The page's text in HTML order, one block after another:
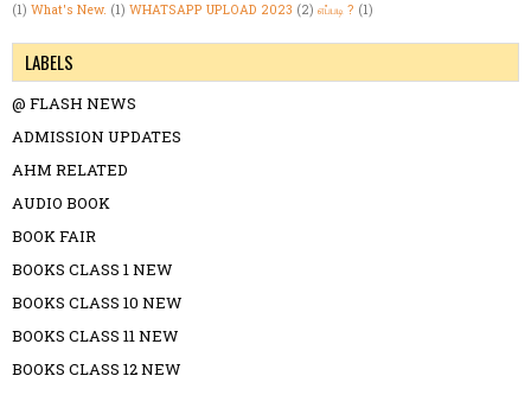
(1) What's New. (1) WHATSAPP UPLOAD 2023 (2) எப்படி ? (1)
LABELS
@ FLASH NEWS
ADMISSION UPDATES
AHM RELATED
AUDIO BOOK
BOOK FAIR
BOOKS CLASS 1 NEW
BOOKS CLASS 10 NEW
BOOKS CLASS 11 NEW
BOOKS CLASS 12 NEW